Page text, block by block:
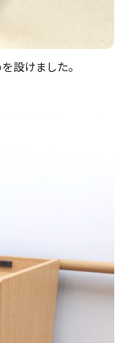
設けました。